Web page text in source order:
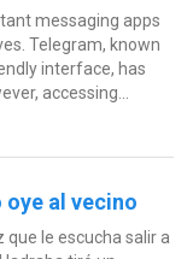
messaging apps
Telegram, known
interface, has
accessing...
oye al vecino
que le escucha salir a